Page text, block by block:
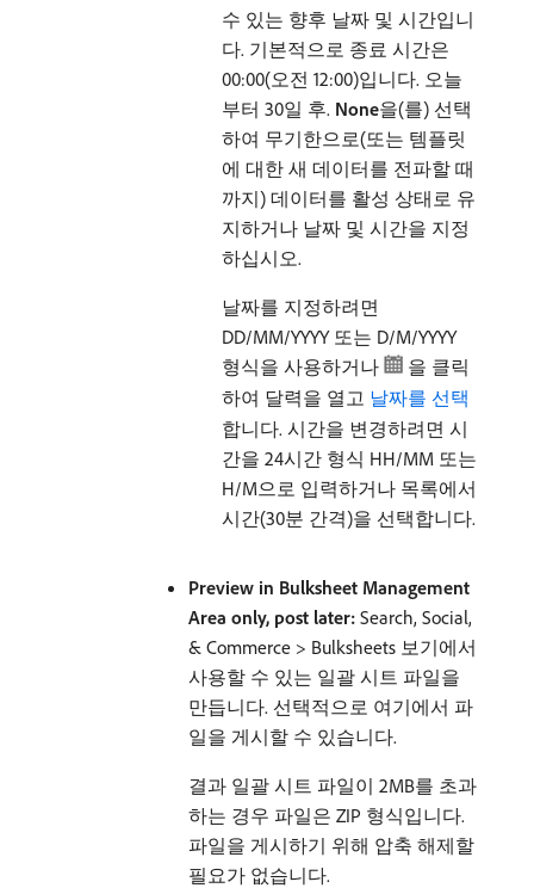
수 있는 향후 날짜 및 시간입니
다. 기본적으로 종료 시간은
00:00(오전 12:00)입니다. 오늘
부터 30일 후. None​을(를) 선택
하여 무기한으로(또는 템플릿
에 대한 새 데이터를 전파할 때
까지) 데이터를 활성 상태로 유
지하거나 날짜 및 시간을 지정
하십시오.
날짜를 지정하려면
DD/MM/YYYY 또는 D/M/YYYY
형식을 사용하거나
을 클릭
하여 달력을 열고 날짜를 선택
합니다. 시간을 변경하려면 시
간을 24시간 형식 HH/MM 또는
H/M으로 입력하거나 목록에서
시간(30분 간격)을 선택합니다.
Preview in Bulksheet Management
Area only, post later: Search, Social,
& Commerce > Bulksheets 보기에서
사용할 수 있는 일괄 시트 파일을
만듭니다. 선택적으로 여기에서 파
일을 게시할 수 있습니다.
결과 일괄 시트 파일이 2MB를 초과
하는 경우 파일은 ZIP 형식입니다.
파일을 게시하기 위해 압축 해제할
필요가 없습니다.